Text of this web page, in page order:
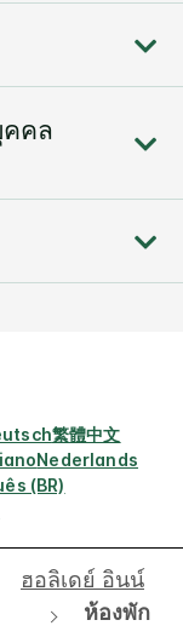
คล
繁體中文
Nederlands
(BR)
ฮอลิเดย์ อินน์
ห้องพัก